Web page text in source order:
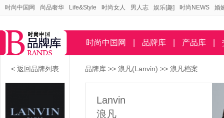
时尚中国网 尚品奢华 Life&Style 时尚女人 男人志 娱乐[趣] 时尚NEWS 婚
时尚中国网 品牌库 产品库
< 返回品牌列表 品牌库 >> 浪凡(Lanvin) >> 浪凡档案
Lanvin
浪凡